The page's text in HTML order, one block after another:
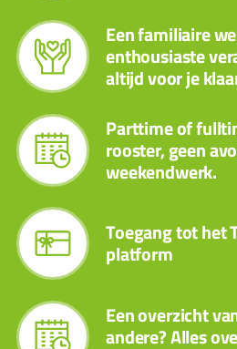
Een familiaire
enthousiaste
altijd voor je
Parttime of
rooster, geen
weekendwerk.
Toegang tot het
platform
Een overzicht
andere? Alles